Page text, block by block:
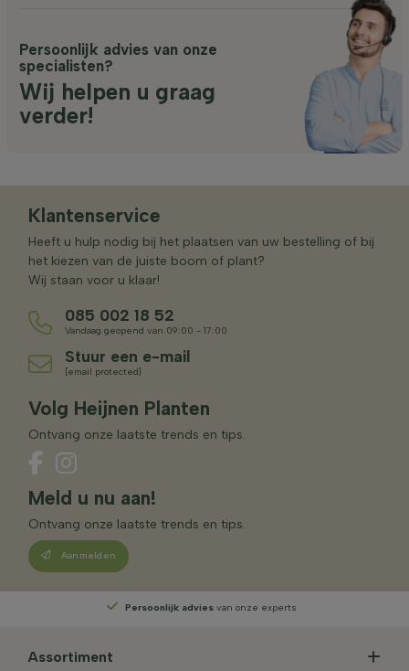
Persoonlijk advies van onze
specialisten?
Wij helpen u graag
verder!
Klantenservice
Heeft u hulp nodig bij het plaatsen van uw bestelling of bij
het kiezen van de juiste boom of plant?
Wij staan voor u klaar!
085 002 18 52
Vandaag geopend van 09:00 - 17:00
Stuur een e-mail
[email protected]
Volg Heijnen Planten
Ontvang onze laatste trends en tips.
Meld u nu aan!
Ontvang onze laatste trends en tips.
Aanmelden
Persoonlijk advies van onze experts
Assortiment